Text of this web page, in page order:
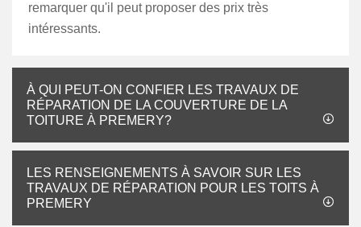
remarquer qu'il peut proposer des prix très
intéressants.
À QUI PEUT-ON CONFIER LES TRAVAUX DE
RÉPARATION DE LA COUVERTURE DE LA
TOITURE À PREMERY?
LES RENSEIGNEMENTS À SAVOIR SUR LES
TRAVAUX DE RÉPARATION POUR LES TOITS À
PREMERY